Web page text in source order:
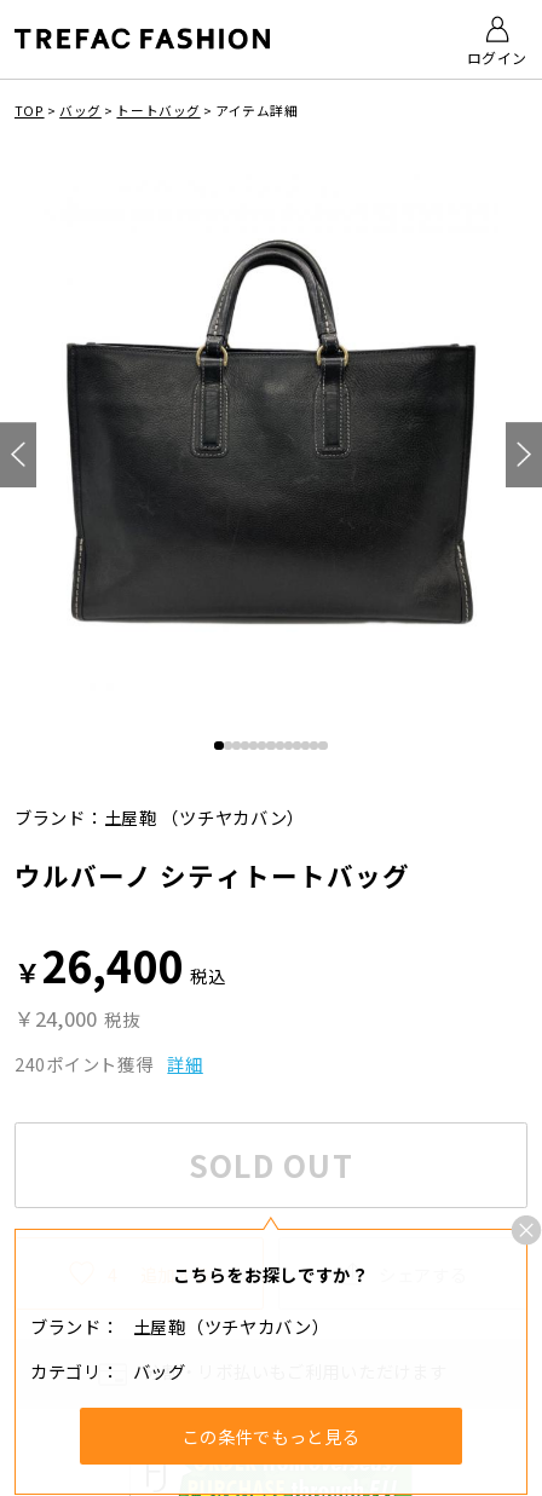
ログイン
TOP >バッグ > トートバッグ > アイテム詳細
ブランド： 土屋鞄 （ツチヤカバン）
ウルバーノ シティトートバッグ
￥26,400 税込
￥24,000 税抜
240ポイント獲得 詳細
SOLD OUT
こちらをお探しですか？
ブランド
土屋鞄（ツチヤカバン）
カテゴリ
バッグ
この条件でもっと見る
追加する
分割・リボ払いもご利用いただけます